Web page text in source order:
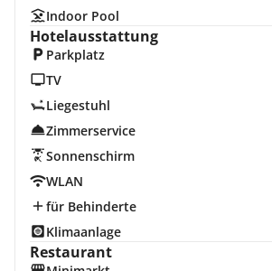
Indoor Pool
Hotelausstattung
Parkplatz
TV
Liegestuhl
Zimmerservice
Sonnenschirm
WLAN
für Behinderte
Klimaanlage
Restaurant